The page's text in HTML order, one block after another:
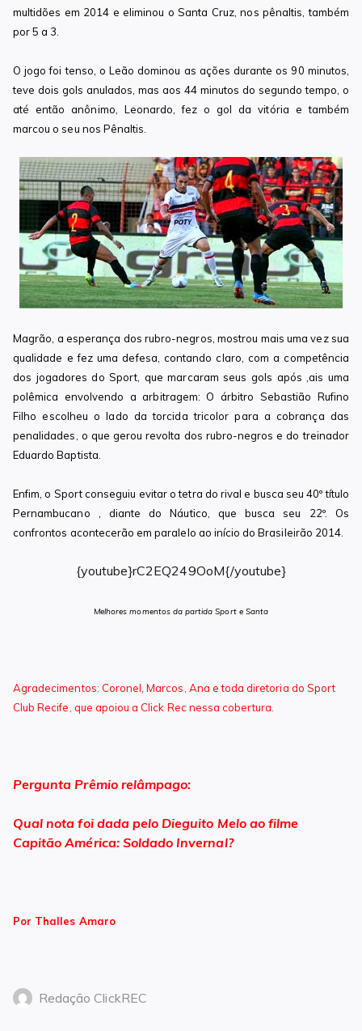
multidões em 2014 e eliminou o Santa Cruz, nos pênaltis, também
por 5 a 3.
O jogo foi tenso, o Leão dominou as ações durante os 90 minutos,
teve dois gols anulados, mas aos 44 minutos do segundo tempo, o
até então anônimo, Leonardo, fez o gol da vitória e também
marcou o seu nos Pênaltis.
Magrão, a esperança dos rubro-negros, mostrou mais uma vez sua
qualidade e fez uma defesa, contando claro, com a competência
dos jogadores do Sport, que marcaram seus gols após ,ais uma
polêmica envolvendo a arbitragem: O árbitro Sebastião Rufino
Filho escolheu o lado da torcida tricolor para a cobrança das
penalidades, o que gerou revolta dos rubro-negros e do treinador
Eduardo Baptista.
Enfim, o Sport conseguiu evitar o tetra do rival e busca seu 40º título
Pernambucano , diante do Náutico, que busca seu 22º. Os
confrontos acontecerão em paralelo ao início do Brasileirão 2014.
{youtube}rC2EQ249OoM{/youtube}
Melhores momentos da partida Sport e Santa
Agradecimentos: Coronel,Marcos, Ana e toda diretoria do Sport
Club Recife, que apoiou a Click Rec nessa cobertura.
Pergunta Prêmio relâmpago:
Qual nota foi dada pelo Dieguito Melo ao filme
Capitão América: Soldado Invernal?
Por Thalles Amaro
Redação ClickREC